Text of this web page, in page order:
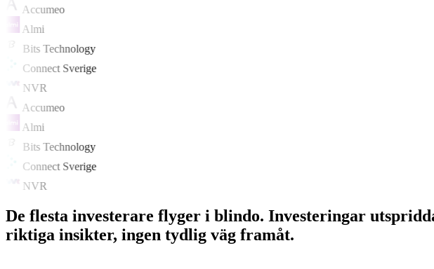
Accumeo
Almi
Bits Technology
Connect Sverige
NVR
Accumeo
Almi
Bits Technology
Connect Sverige
NVR
De flesta investerare flyger i blindo. Investeringar
riktiga insikter, ingen tydlig väg framåt.